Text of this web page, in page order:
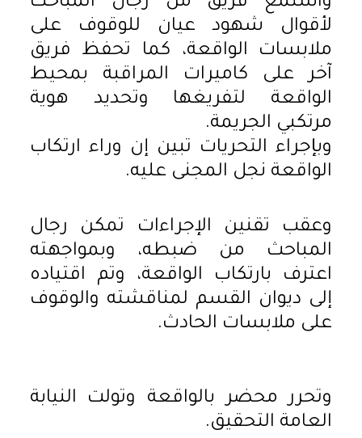
لأقوال شهود عيان للوقوف على
ملابسات الواقعة، كما تحفظ فريق
آخر على كاميرات المراقبة بمحيط
الواقعة لتفريغها وتحديد هوية
مرتكبي الجريمة.
وبإجراء التحريات تبين إن وراء ارتكاب
الواقعة نجل المجنى عليه.
وعقب تقنين الإجراءات تمكن رجال
المباحث من ضبطه، وبمواجهته
اعترف بارتكاب الواقعة، وتم اقتياده
إلى ديوان القسم لمناقشته والوقوف
على ملابسات الحادث.
وتحرر محضر بالواقعة وتولت النيابة
العامة التحقيق.